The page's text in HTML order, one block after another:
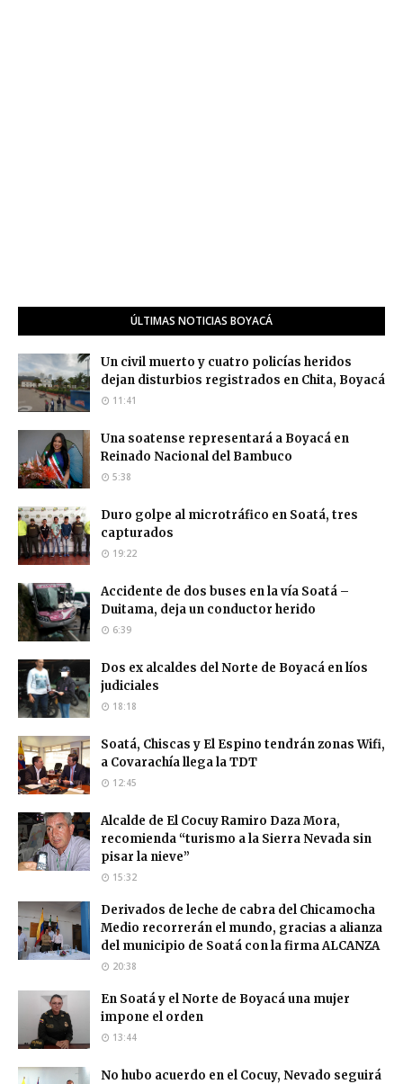
ÚLTIMAS NOTICIAS BOYACÁ
Un civil muerto y cuatro policías heridos
dejan disturbios registrados en Chita, Boyacá
11:41
Una soatense representará a Boyacá en
Reinado Nacional del Bambuco
5:38
Duro golpe al microtráfico en Soatá, tres
capturados
19:22
Accidente de dos buses en la vía Soatá –
Duitama, deja un conductor herido
6:39
Dos ex alcaldes del Norte de Boyacá en líos
judiciales
18:18
Soatá, Chiscas y El Espino tendrán zonas Wifi,
a Covarachía llega la TDT
12:45
Alcalde de El Cocuy Ramiro Daza Mora,
recomienda “turismo a la Sierra Nevada sin
pisar la nieve”
15:32
Derivados de leche de cabra del Chicamocha
Medio recorrerán el mundo, gracias a alianza
del municipio de Soatá con la firma ALCANZA
20:38
En Soatá y el Norte de Boyacá una mujer
impone el orden
13:44
No hubo acuerdo en el Cocuy, Nevado seguirá